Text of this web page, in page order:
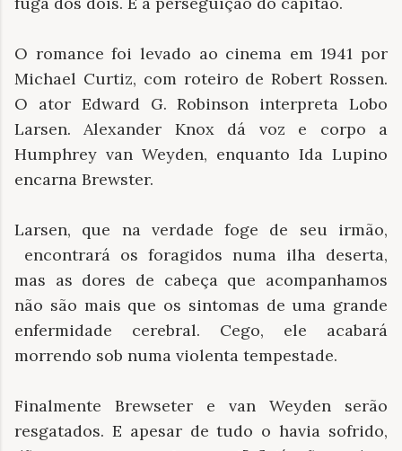
O romance foi levado ao cinema em 1941 por
Michael Curtiz, com roteiro de Robert Rossen.
O ator Edward G. Robinson interpreta Lobo
Larsen. Alexander Knox dá voz e corpo a
Humphrey van Weyden, enquanto Ida Lupino
encarna Brewster.
Larsen, que na verdade foge de seu irmão,
encontrará os foragidos numa ilha deserta,
mas as dores de cabeça que acompanhamos
não são mais que os sintomas de uma grande
enfermidade cerebral. Cego, ele acabará
morrendo sob numa violenta tempestade.
Finalmente Brewseter e van Weyden serão
resgatados. E apesar de tudo o havia sofrido,